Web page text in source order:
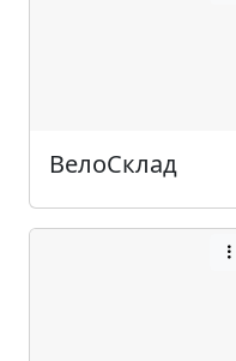
ВелоСклад